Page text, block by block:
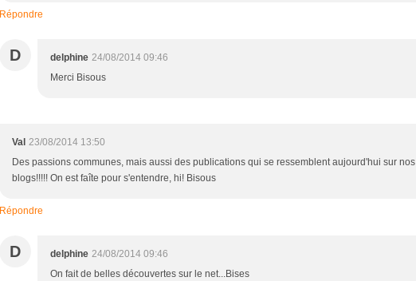
Répondre
D delphine 24/08/2014 09:46
Merci Bisous
Val 23/08/2014 13:50
Des passions communes, mais aussi des publications qui se ressemblent aujourd'hui sur nos
blogs!!!!! On est faîte pour s'entendre, hi! Bisous
Répondre
D delphine 24/08/2014 09:46
On fait de belles découvertes sur le net...Bises